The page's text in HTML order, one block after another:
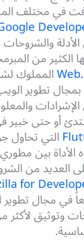
في مختلف
والشروحات
الكثير من
المملوك
تطوير
أو حتى خبير
التي تحاول
الأداة بين
العديد من
for
في مجال
وتوثيق لأكثر